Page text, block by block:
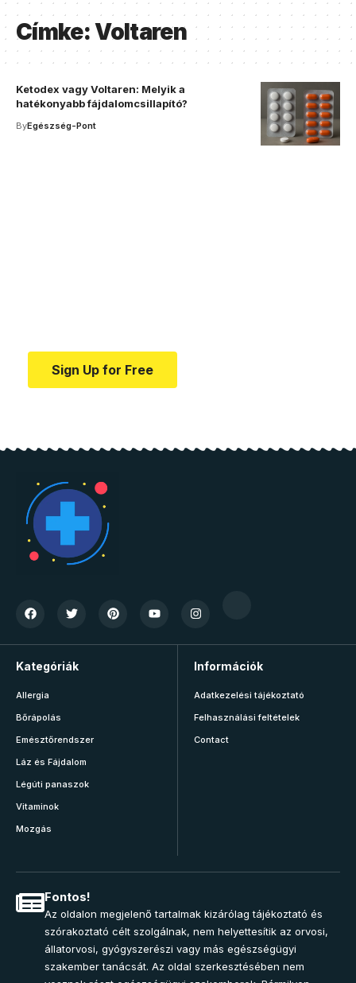
Címke:Voltaren
Ketodex vagy Voltaren: Melyik a
hatékonyabb fájdalomcsillapító?
ByEgészség-Pont
Sign Up for Free
Kategóriák
Allergia
Bőrápolás
Emésztőrendszer
Láz és Fájdalom
Légúti panaszok
Vitaminok
Mozgás
Információk
Adatkezelési tájékoztató
Felhasználási feltételek
Contact
Fontos!
Az oldalon megjelenő tartalmak kizárólag tájékoztató és
szórakoztató célt szolgálnak, nem helyettesítik az orvosi,
állatorvosi, gyógyszerészi vagy más egészségügyi
szakember tanácsát. Az oldal szerkesztésében nem